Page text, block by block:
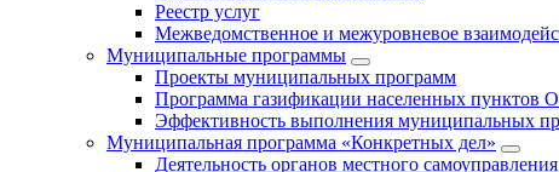
Реестр услуг
Межведомственное и межуровневое
Муниципальные программы
Проекты муниципальных программ
Программа газификации населенных пунктов
Эффективность выполнения муниципальных
Муниципальная программа «Конкретных дел»
Деятельность органов местного